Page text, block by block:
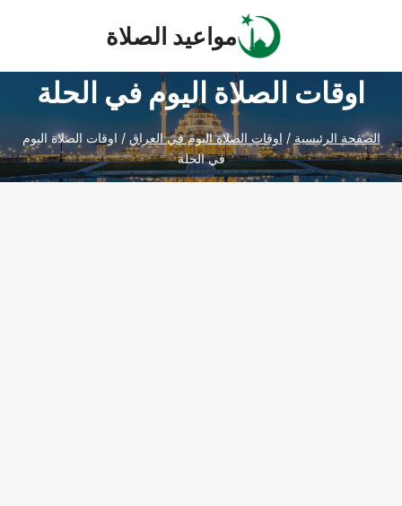
مواعيد الصلاة
اوقات الصلاة اليوم في الحلة
الصفحة الرئيسية / اوقات الصلاة اليوم في العراق / اوقات الصلاة اليوم
في الحلة